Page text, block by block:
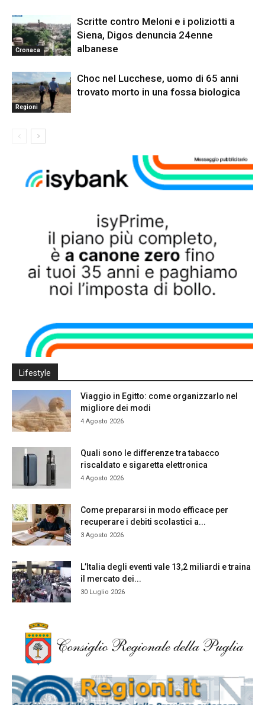
Cronaca
Scritte contro Meloni e i poliziotti a
Siena, Digos denuncia 24enne
albanese
Regioni
Choc nel Lucchese, uomo di 65 anni
trovato morto in una fossa biologica
Lifestyle
Viaggio in Egitto: come organizzarlo nel
migliore dei modi
4 Agosto 2026
Quali sono le differenze tra tabacco
riscaldato e sigaretta elettronica
4 Agosto 2026
Come prepararsi in modo efficace per
recuperare i debiti scolastici a...
3 Agosto 2026
L’Italia degli eventi vale 13,2 miliardi e traina
il mercato dei...
30 Luglio 2026